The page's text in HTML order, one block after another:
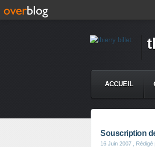
ACCUEIL
Souscription
16 Juin 2007 ,